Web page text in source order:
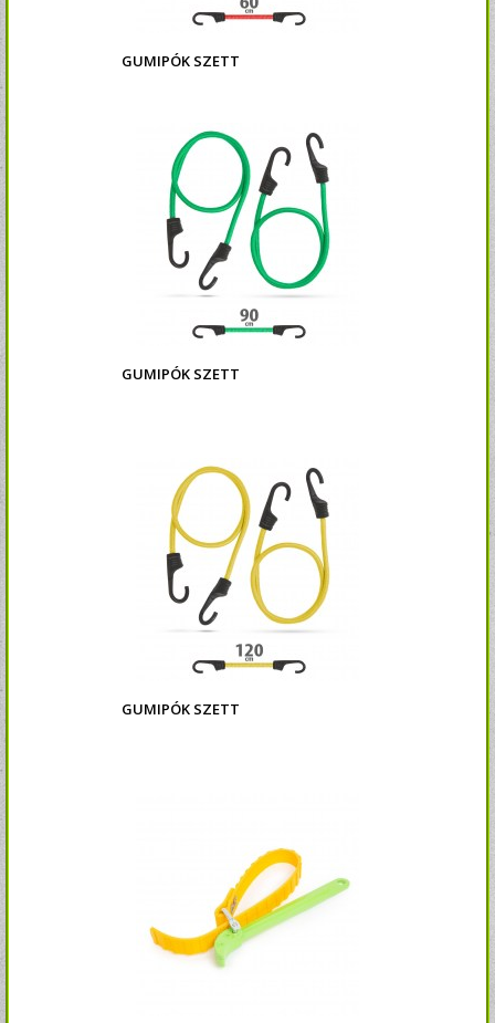
GUMIPÓK SZETT
GUMIPÓK SZETT
GUMIPÓK SZETT